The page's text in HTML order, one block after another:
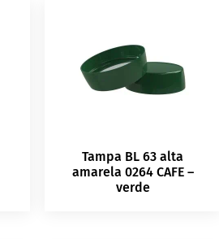
Tampa BL 63 alta
amarela 0264 CAFE –
verde